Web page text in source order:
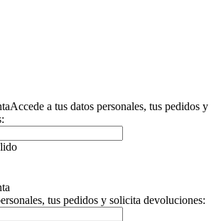
Accede a tus datos personales, tus pedidos y
tus pedidos y solicita devoluciones: